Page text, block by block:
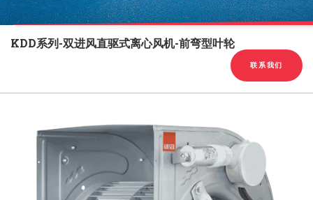
English | Chinese
KDD系列-双进风直驱式离心风机-前弯型叶轮
联系我们